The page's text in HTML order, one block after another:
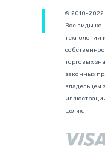
© 2010-
Все виды
технологии
торговых
законных
владельцем
целях.